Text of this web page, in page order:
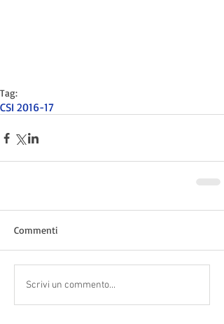
Tag:
CSI 2016-17
Commenti
Scrivi un commento...